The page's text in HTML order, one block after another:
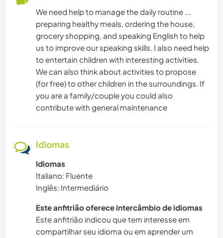
We need help to manage the daily routine ...
preparing healthy meals, ordering the house,
grocery shopping, and speaking English to help
us to improve our speaking skills. I also need help
to entertain children with interesting activities.
We can also think about activities to propose
(for free) to other children in the surroundings. If
you are a family/couple you could also
contribute with general maintenance
Idiomas
Idiomas
Italiano: Fluente
Inglês: Intermediário
Este anfitrião oferece intercâmbio de idiomas
Este anfitrião indicou que tem interesse em
compartilhar seu idioma ou em aprender um